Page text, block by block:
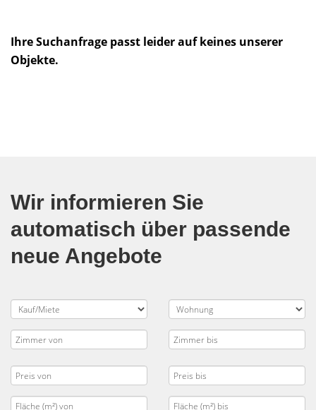
Ihre Suchanfrage passt leider auf keines unserer
Objekte.
Wir informieren Sie
automatisch über passende
neue Angebote